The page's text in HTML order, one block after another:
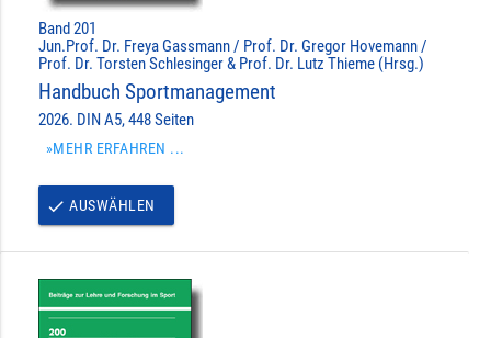
Band 201
Jun.Prof. Dr. Freya Gassmann / Prof. Dr. Gregor Hovemann /
Prof. Dr. Torsten Schlesinger & Prof. Dr. Lutz Thieme (Hrsg.)
Handbuch Sportmanagement
2026. DIN A5, 448 Seiten
»MEHR ERFAHREN ...
done AUSWÄHLEN